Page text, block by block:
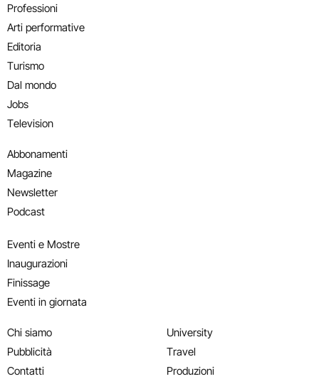
Professioni
Arti performative
Editoria
Turismo
Dal mondo
Jobs
Television
Abbonamenti
Magazine
Newsletter
Podcast
Eventi e Mostre
Inaugurazioni
Finissage
Eventi in giornata
Chi siamo
Pubblicità
Contatti
University
Travel
Produzioni